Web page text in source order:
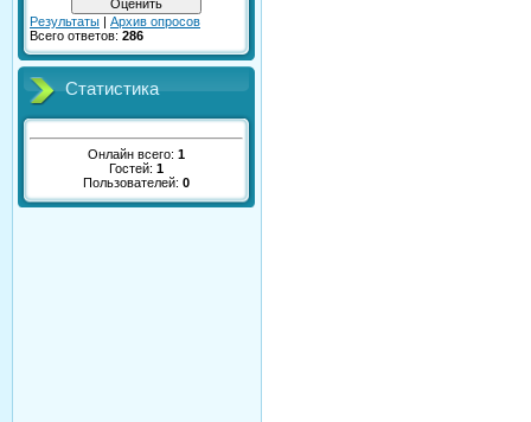
Результаты | Архив опросов
Всего ответов: 286
Статистика
Онлайн всего: 1
Гостей: 1
Пользователей: 0